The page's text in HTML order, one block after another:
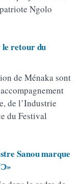
Ngolo
retour du
de Ménaka sont
de l’Industrie
du Festival
Sanou marque